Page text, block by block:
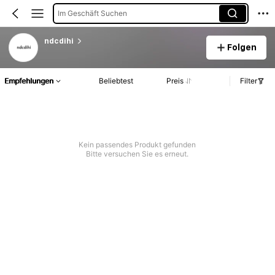
Im Geschäft Suchen
ndcdihi
Folgen
Empfehlungen Beliebtest Preis Filter
Kein passendes Produkt gefunden
Bitte versuchen Sie es erneut.